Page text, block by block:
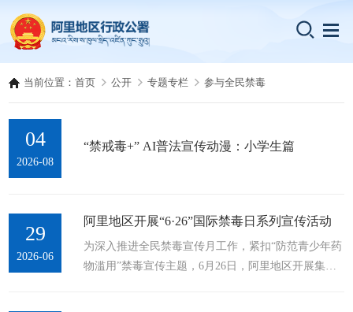
当前位置：首页 公开 专题专栏 参与全民禁毒
04
2026-08
“禁戒毒+” AI普法宣传动漫：小学生篇
29
2026-06
阿里地区开展“6·26”国际禁毒日系列宣传活动
为深入推进全民禁毒宣传月工作，紧扣“防范青少年药
物滥用”禁毒宣传主题，6月26日，阿里地区开展集中